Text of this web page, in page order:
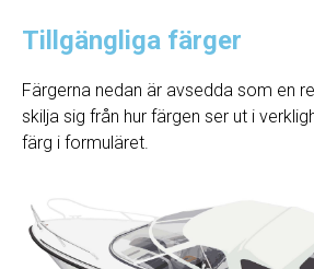
Tillgängliga färger
Färgerna nedan är avsedda som en
skilja sig från hur färgen ser ut i
färg i formuläret.